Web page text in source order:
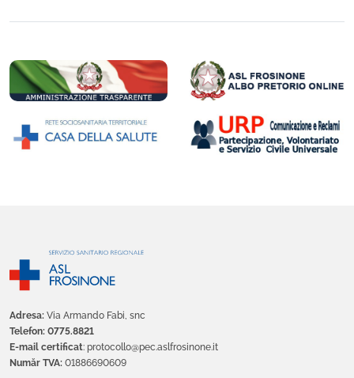
Adresa: Via Armando Fabi, snc
Telefon: 0775.8821
E-mail certificat: protocollo@pec.aslfrosinone.it
Număr TVA: 01886690609